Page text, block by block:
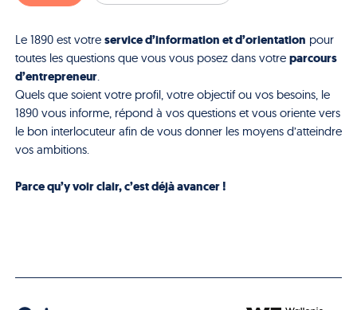
Le 1890 est votre service d’information et d’orientation pour
toutes les questions que vous vous posez dans votre parcours
d’entrepreneur.
Quels que soient votre profil, votre objectif ou vos besoins, le
1890 vous informe, répond à vos questions et vous oriente vers
le bon interlocuteur afin de vous donner les moyens d’atteindre
vos ambitions.
Parce qu’y voir clair, c’est déjà avancer !